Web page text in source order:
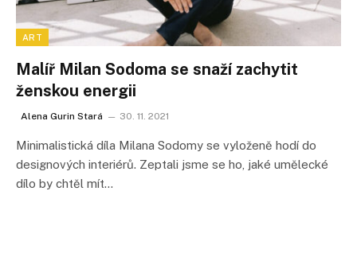
ART
Malíř Milan Sodoma se snaží zachytit
ženskou energii
Alena Gurin Stará 30. 11. 2021
Minimalistická díla Milana Sodomy se vyloženě hodí do
designových interiérů. Zeptali jsme se ho, jaké umělecké
dílo by chtěl mít…